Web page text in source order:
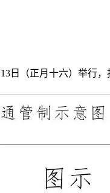
日（正月十六）举行